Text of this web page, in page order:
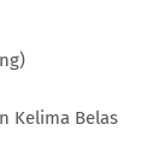
Kelima Belas